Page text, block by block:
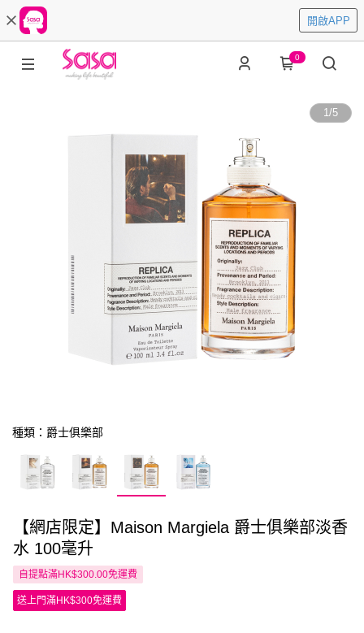
開啟APP
0
1/5
種類：爵士俱樂部
【網店限定】Maison Margiela 爵士俱樂部淡香
水 100毫升
自提點滿HK$300.00免運費
送上門滿HK$300免運費